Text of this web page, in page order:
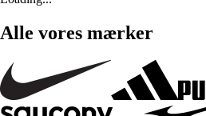
Alle vores mærker